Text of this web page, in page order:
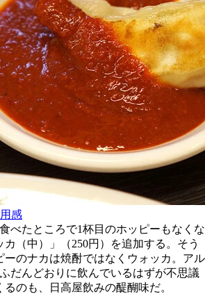
感
べたところで1杯目のホッピーもなくな
カ（中）」（250円）を追加する。そう
ーのナカは焼酎ではなくウォッカ。アル
だんどおりに飲んでいるはずが不思議
のも、日高屋飲みの醍醐味だ。